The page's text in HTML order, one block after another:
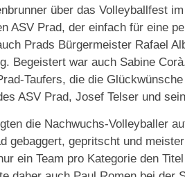
über das Volleyballfest
ASV Prad, der einfach für eine
Prads Bürgermeister Rafael
Begeistert war auch Sabine
Taufers, die die
ASV Prad, Josef Telser und
die Nachwuchs-Volleyballer
gebaggert, gepritscht und
ein Team pro Kategorie den